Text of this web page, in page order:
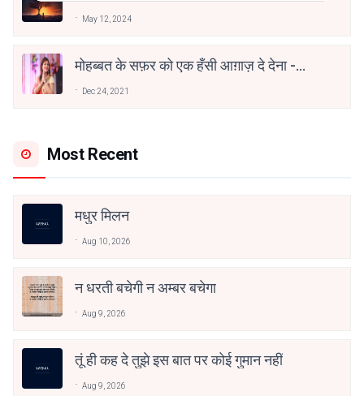
May 12, 2024
मोहब्बत के सफ़र को एक हँसी आग़ाज़ दे देना -
Dec 24, 2021
Most Recent
मधुर मिलन
Aug 10, 2026
न धरती बचेगी न अम्बर बचेगा
Aug 9, 2026
तूं ही कह दे तुझे इस बात पर कोई गुमान नहीं
Aug 9, 2026